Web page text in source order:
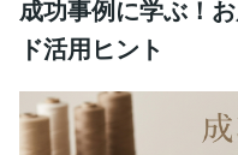
成功事例に学ぶ！
ド活用ヒント